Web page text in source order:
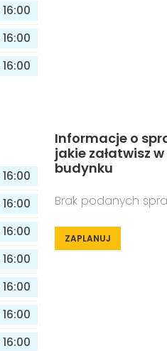
16:00
16:00
16:00
16:00
16:00
16:00
16:00
16:00
16:00
16:00
Informacje o
jakie załatwisz
budynku
Brak podanych
ZAPLANUJ